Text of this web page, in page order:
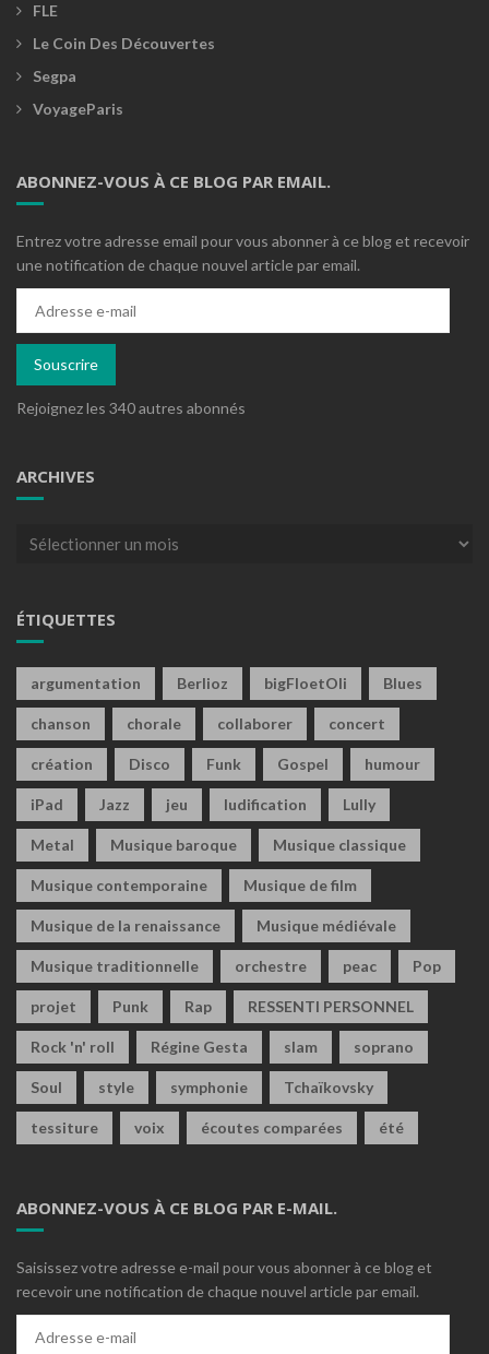
FLE
Le Coin Des Découvertes
Segpa
VoyageParis
ABONNEZ-VOUS À CE BLOG PAR EMAIL.
Entrez votre adresse email pour vous abonner à ce blog et recevoir
une notification de chaque nouvel article par email.
mail
Souscrire
Rejoignez les 340 autres abonnés
ARCHIVES
Archives
ÉTIQUETTES
argumentation Berlioz bigFloetOli Blues
chanson chorale collaborer concert
création Disco Funk Gospel humour
iPad Jazz jeu ludification Lully
Metal Musique baroque Musique classique
Musique contemporaine Musique de film
Musique de la renaissance Musique médiévale
Musique traditionnelle orchestre peac Pop
projet Punk Rap RESSENTI PERSONNEL
Rock 'n' roll Régine Gesta slam soprano
Soul style symphonie Tchaïkovsky
tessiture voix écoutes comparées été
ABONNEZ-VOUS À CE BLOG PAR E-MAIL.
Saisissez votre adresse e-mail pour vous abonner à ce blog et
recevoir une notification de chaque nouvel article par email.